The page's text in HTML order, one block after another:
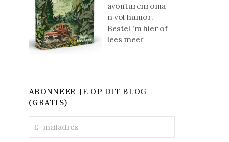
avonturenroma
n vol humor.
Bestel 'mhier of
lees meer
ABONNEER JE OP DIT BLOG
(GRATIS)
mailadres